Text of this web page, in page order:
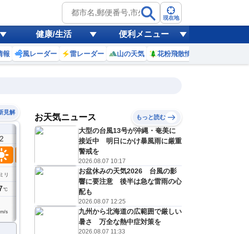
現在地
健康/生活 便利メニュー
報 風レーダー 雷レーダー 山の天気 花粉飛散情報
見解
2
ミリ
℃
m/s
5
ミリ
26℃
m/s
0ミリ
0m/s
7
0ミリ
0m/s
8
0ミリ
1m/s
9
0
1 m/s
お天気ニュース もっと読む
大型の台風13号が沖縄・奄美に
接近中 明日にかけ暴風雨に厳重
警戒を
2026.08.07 10:17
お盆休みの天気2026 台風の影
響に要注意 後半は急な雷雨の心
配も
2026.08.07 12:25
九州から北海道の広範囲で厳しい
暑さ 万全な熱中症対策を
2026.08.07 11:33